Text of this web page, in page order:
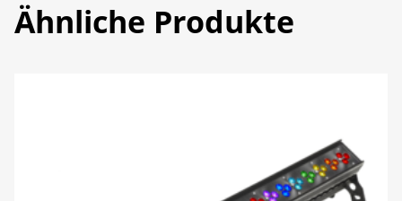
Ähnliche Produkte